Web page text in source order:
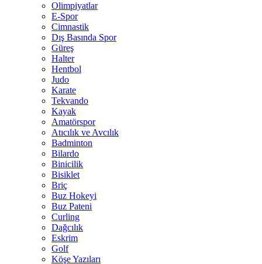
Olimpiyatlar
E-Spor
Cimnastik
Dış Basında Spor
Güreş
Halter
Hentbol
Judo
Karate
Tekvando
Kayak
Amatörspor
Atıcılık ve Avcılık
Badminton
Bilardo
Binicilik
Bisiklet
Briç
Buz Hokeyi
Buz Pateni
Curling
Dağcılık
Eskrim
Golf
Köşe Yazıları